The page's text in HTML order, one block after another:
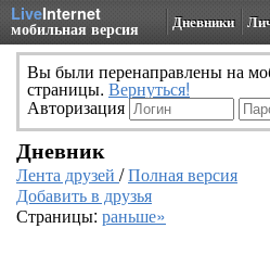
LiveInternet
мобильная версия Дневники
Вы были перенаправлены на
страницы. Вернуться!
Авторизация
Дневник
Лента друзей /Полная версия
Добавить в друзья
Страницы: раньше»